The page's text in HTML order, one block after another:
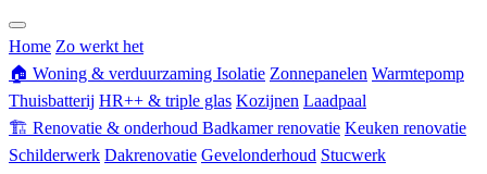
Home Zo werkt het
🏠 Woning & verduurzaming Isolatie Zonnepanelen Warmtepomp
Thuisbatterij HR++ & triple glas Kozijnen Laadpaal
🏗 Renovatie & onderhoud Badkamer renovatie Keuken renovatie
Schilderwerk Dakrenovatie Gevelonderhoud Stucwerk